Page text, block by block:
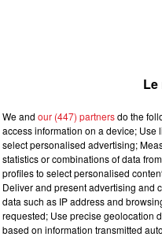
les 5 ou dai. La
une première
cette année, elle
son nom
2 ce printemps,
capable de
dans les quintés
un petit accessit
à droite, elle
à nouveau.
*****
We and our (447) partnersdo the
access information on a device;
select personalised advertising;
statistics or combinations of data
profiles to select personalised
Deliver and present advertising and
data such as IP address and
requested; Use precise geolocation
based on information transmitted